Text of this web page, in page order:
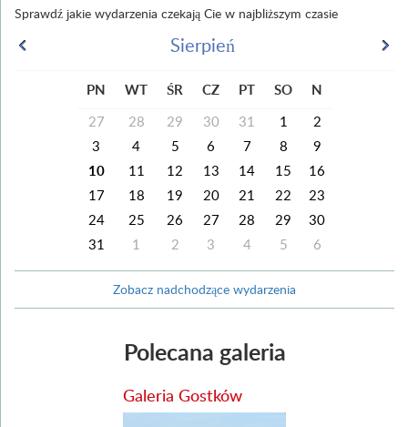
Sprawdź jakie wydarzenia czekają Cie w najbliższym czasie
Sierpień
PN WT ŚR CZ PT SO N
27 28 29 30 31 1
2
3
4 5 6 7 8 9
10 11 12 13 14 15
16
17
18 19 20 21 22
23
24
25 26 27 28 29
30
31
1 2 3 4 5 6
Zobacz nadchodzące wydarzenia
Polecana galeria
Galeria Gostków